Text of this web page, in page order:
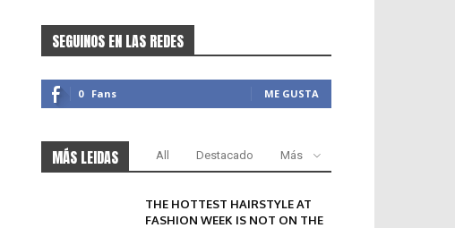
SEGUINOS EN LAS REDES
0 Fans ME GUSTA
MÁS LEIDAS All Destacado Más
THE HOTTEST HAIRSTYLE AT
FASHION WEEK IS NOT ON THE